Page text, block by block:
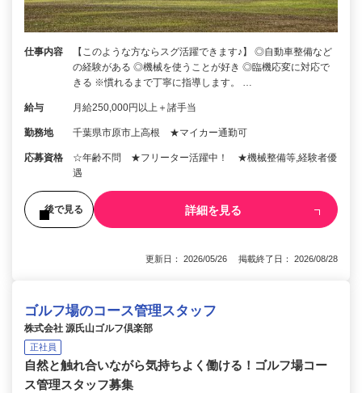
仕事内容
【このような方ならスグ活躍できます♪】 ◎自動車整備など
の経験がある ◎機械を使うことが好き ◎臨機応変に対応で
きる ※慣れるまで丁寧に指導します。 …
給与 月給250,000円以上＋諸手当
勤務地 千葉県市原市上高根 ★マイカー通勤可
応募資格
☆年齢不問 ★フリーター活躍中！ ★機械整備等,経験者優
遇
後で見る 詳細を見る
更新日： 2026/05/26 掲載終了日： 2026/08/28
ゴルフ場のコース管理スタッフ
株式会社 源氏山ゴルフ倶楽部
正社員
自然と触れ合いながら気持ちよく働ける！ゴルフ場コー
ス管理スタッフ募集